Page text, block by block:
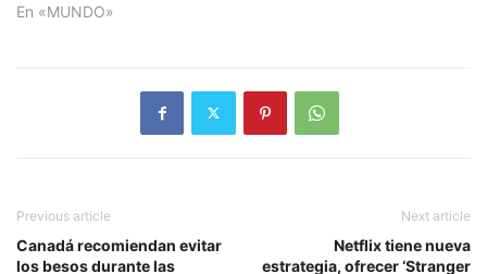
En «MUNDO»
Previous article
Canadá recomiendan evitar
los besos durante las
Next article
Netflix tiene nueva
estrategia, ofrecer ‘Stranger